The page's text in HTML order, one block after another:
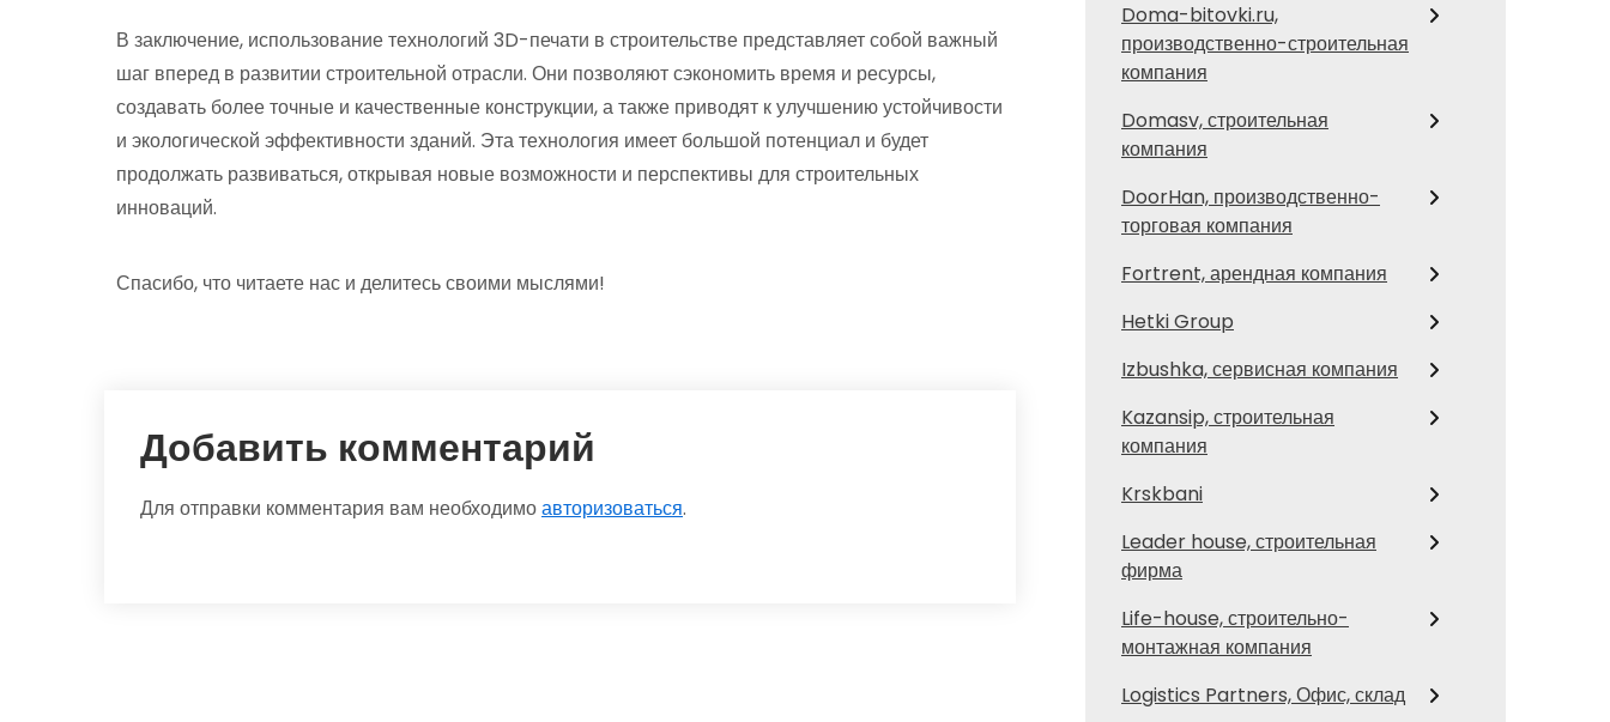
В заключение, использование технологий 3D-печати в строительстве представляет собой важный
шаг вперед в развитии строительной отрасли. Они позволяют сэкономить время и ресурсы,
создавать более точные и качественные конструкции, а также приводят к улучшению устойчивости
и экологической эффективности зданий. Эта технология имеет большой потенциал и будет
продолжать развиваться, открывая новые возможности и перспективы для строительных
инноваций.
Спасибо, что читаете нас и делитесь своими мыслями!
Добавить комментарий
Для отправки комментария вам необходимоавторизоваться.
Doma-bitovki.ru,
производственно-строительная
компания
Domasv, строительная
компания
DoorHan, производственно-
торговая компания
Fortrent, арендная компания
Hetki Group
Izbushka, сервисная компания
Kazansip, строительная
компания
Krskbani
Leader house, строительная
фирма
Life-house, строительно-
монтажная компания
Logistics Partners, Офис, склад